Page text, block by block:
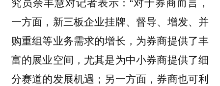
一方面，新三板企业挂牌、督导、增发、并
购重组等业务需求的增长，为券商提供了丰
富的展业空间，尤其是为中小券商提供了细
分赛道的发展机遇；另一方面，券商也可利